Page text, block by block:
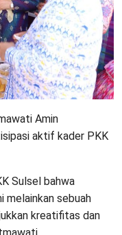
Amin
aktif kader PKK
Sulsel bahwa
melainkan sebuah
kreatifitas dan